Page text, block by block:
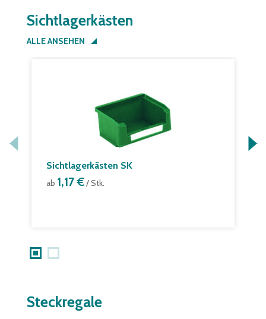
Sichtlagerkästen
ALLE ANSEHEN
Sichtlagerkästen SK
ab 1,17 €/ Stk.
Steckregale